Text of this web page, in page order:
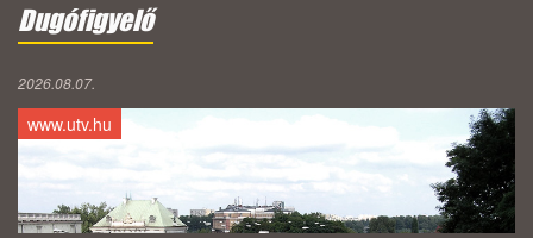
Dugófigyelő
2026.08.07.
www.utv.hu